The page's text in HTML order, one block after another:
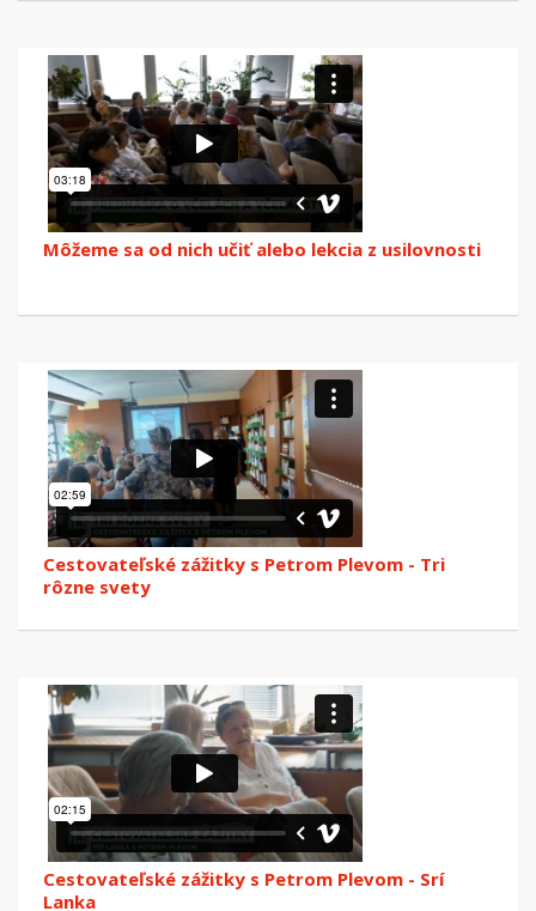
Môžeme sa od nich učiť alebo lekcia z usilovnosti
Cestovateľské zážitky s Petrom Plevom - Tri
rôzne svety
Cestovateľské zážitky s Petrom Plevom - Srí
Lanka